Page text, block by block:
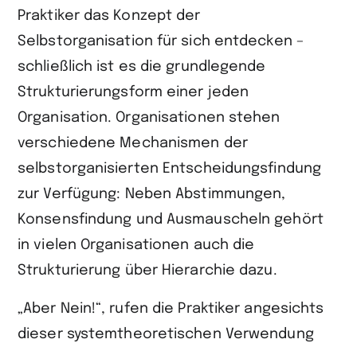
LinkedIn
teilen
Praktiker das Konzept der
Selbstorganisation für sich entdecken –
schließlich ist es die grundlegende
Strukturierungsform einer jeden
Organisation. Organisationen stehen
verschiedene Mechanismen der
selbstorganisierten Entscheidungsfindung
zur Verfügung: Neben Abstimmungen,
Konsensfindung und Ausmauscheln gehört
in vielen Organisationen auch die
Strukturierung über Hierarchie dazu.
„Aber Nein!“, rufen die Praktiker angesichts
dieser systemtheoretischen Verwendung